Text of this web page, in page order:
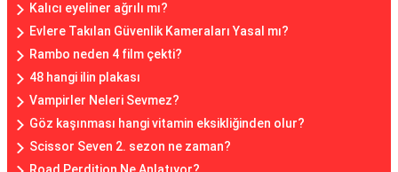
Kalıcı eyeliner ağrılı mı?
Evlere Takılan Güvenlik Kameraları Yasal mı?
Rambo neden 4 film çekti?
48 hangi ilin plakası
Vampirler Neleri Sevmez?
Göz kaşınması hangi vitamin eksikliğinden olur?
Scissor Seven 2. sezon ne zaman?